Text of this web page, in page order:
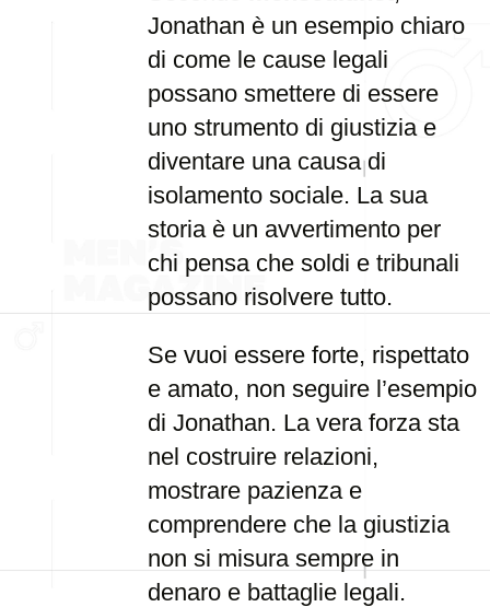
Jonathan è un esempio chiaro
di come le cause legali
possano smettere di essere
uno strumento di giustizia e
diventare una causa di
isolamento sociale. La sua
storia è un avvertimento per
chi pensa che soldi e tribunali
possano risolvere tutto.
Se vuoi essere forte, rispettato
e amato, non seguire l’esempio
di Jonathan. La vera forza sta
nel costruire relazioni,
mostrare pazienza e
comprendere che la giustizia
non si misura sempre in
denaro e battaglie legali.